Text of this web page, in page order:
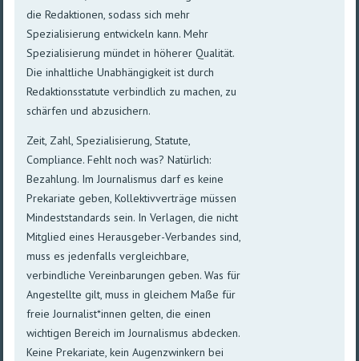
die Redaktionen, sodass sich mehr
Spezialisierung entwickeln kann. Mehr
Spezialisierung mündet in höherer Qualität.
Die inhaltliche Unabhängigkeit ist durch
Redaktionsstatute verbindlich zu machen, zu
schärfen und abzusichern.
Zeit, Zahl, Spezialisierung, Statute,
Compliance. Fehlt noch was? Natürlich:
Bezahlung. Im Journalismus darf es keine
Prekariate geben, Kollektivverträge müssen
Mindeststandards sein. In Verlagen, die nicht
Mitglied eines Herausgeber-Verbandes sind,
muss es jedenfalls vergleichbare,
verbindliche Vereinbarungen geben. Was für
Angestellte gilt, muss in gleichem Maẞe für
freie Journalist*innen gelten, die einen
wichtigen Bereich im Journalismus abdecken.
Keine Prekariate, kein Augenzwinkern bei